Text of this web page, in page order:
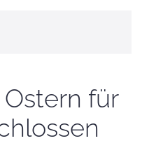
für